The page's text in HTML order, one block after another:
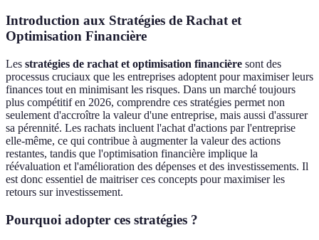
Introduction aux Stratégies de Rachat et
Optimisation Financière
Les stratégies de rachat et optimisation financière sont des
processus cruciaux que les entreprises adoptent pour maximiser leurs
finances tout en minimisant les risques. Dans un marché toujours
plus compétitif en 2026, comprendre ces stratégies permet non
seulement d'accroître la valeur d'une entreprise, mais aussi d'assurer
sa pérennité. Les rachats incluent l'achat d'actions par l'entreprise
elle-même, ce qui contribue à augmenter la valeur des actions
restantes, tandis que l'optimisation financière implique la
réévaluation et l'amélioration des dépenses et des investissements. Il
est donc essentiel de maitriser ces concepts pour maximiser les
retours sur investissement.
Pourquoi adopter ces stratégies ?